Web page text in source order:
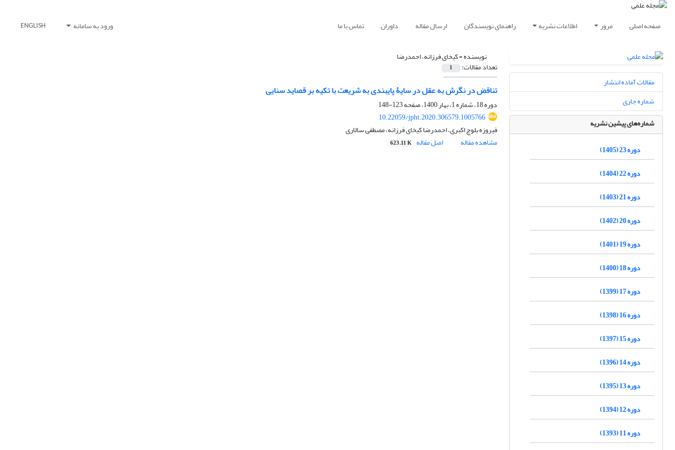
صفحه اصلی مرور اطلاعات نشریه راهنمای نویسندگان ارسال مقاله داوران تماس با ما ورود به سامانه ENGLISH
نویسنده =کیخای فرزانه، احمدرضا
تعداد مقالات: 1
تناقض در نگرش به عقل در سایۀ پایبندی به شریعت با تکیه بر قصاید سنایی
دوره 18، شماره 1، بهار 1400، صفحه
123-148
10.22059/jpht.2020.306579.1005766
فیروزه بلوچ اکبری، احمدرضا کیخای فرزانه، مصطفی سالاری
مشاهده مقاله
اصل مقاله 623.11 K
مقالات آماده انتشار
شماره جاری
شماره‌های پیشین نشریه
دوره 23 (1405)
دوره 22 (1404)
دوره 21 (1403)
دوره 20 (1402)
دوره 19 (1401)
دوره 18 (1400)
دوره 17 (1399)
دوره 16 (1398)
دوره 15 (1397)
دوره 14 (1396)
دوره 13 (1395)
دوره 12 (1394)
دوره 11 (1393)